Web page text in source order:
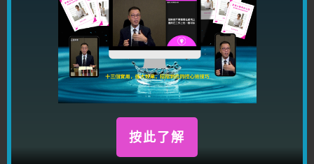
問題
按此了解
千呼萬喚
按此了解